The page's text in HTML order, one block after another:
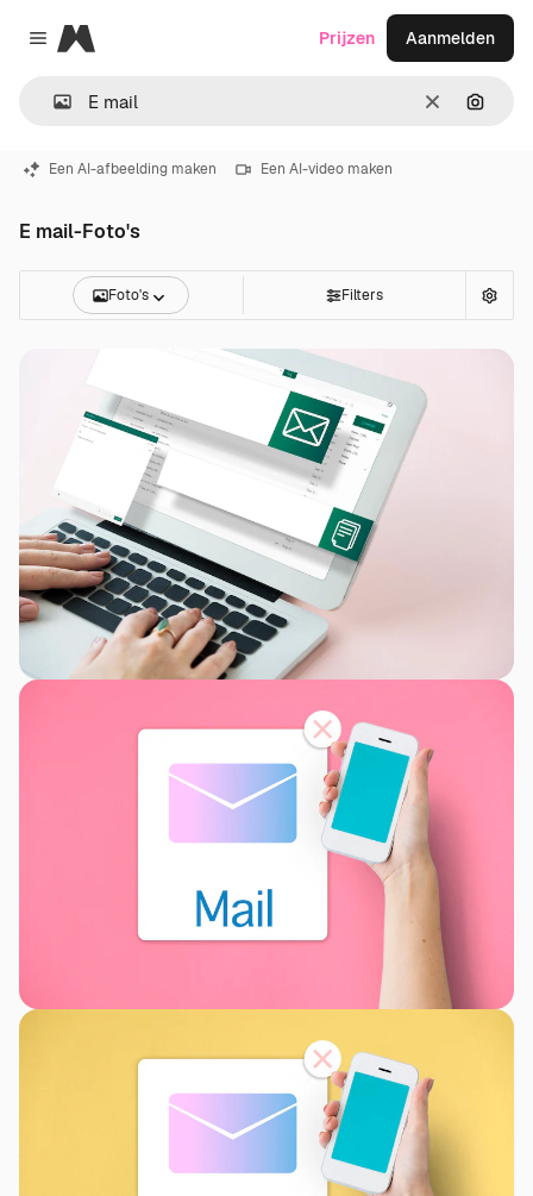
Close menu
Magnific
Wissen
Prijzen Aanmelden
Een AI-afbeelding maken Een AI-video maken
E mail-Foto's
Foto's Filters